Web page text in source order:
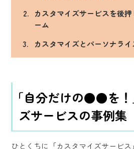
カスタマイズサービスを後
ーム
カスタマイズとパーソナラ
「自分だけの●●を
ズサービスの事例集
ひとくちに「カスタマイズサービ